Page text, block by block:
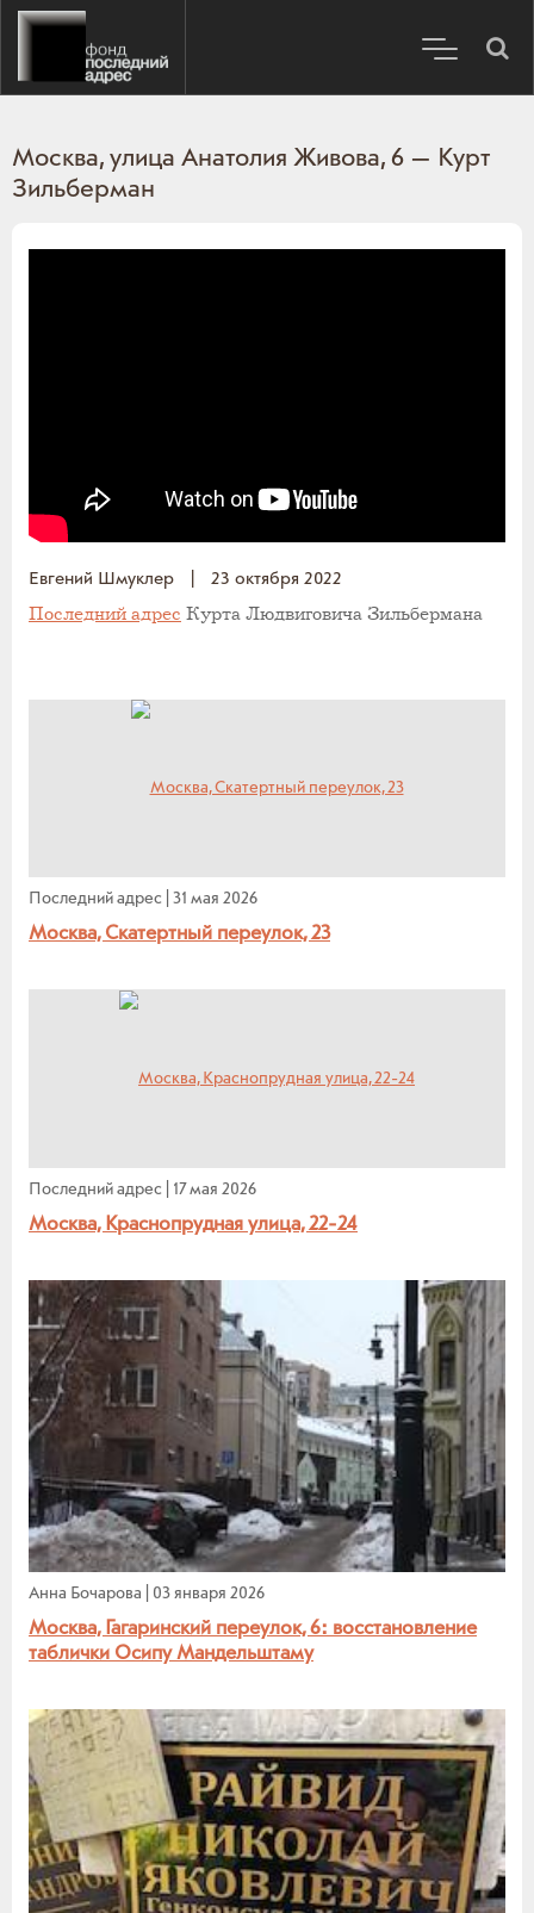
Москва, улица Анатолия Живова, 6 — Курт
Зильберман
Евгений Шмуклер
23 октября 2022
Последний адрес Курта Людвиговича Зильбермана
Последний адрес 31 мая 2026
Москва, Скатертный переулок, 23
Последний адрес 17 мая 2026
Москва, Краснопрудная улица, 22-24
Анна Бочарова 03 января 2026
Москва, Гагаринский переулок, 6: восстановление
таблички Осипу Мандельштаму